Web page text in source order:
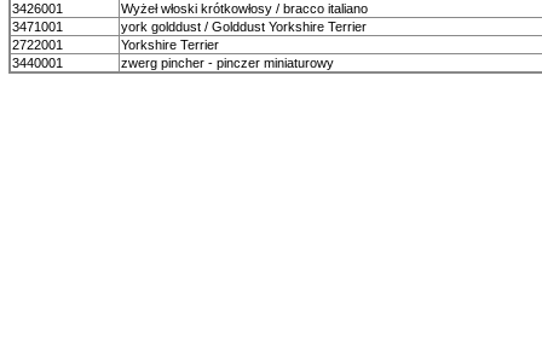
3426001
Wyżeł włoski krótkowłosy / bracco italiano
3471001
york golddust / Golddust Yorkshire Terrier
2722001
Yorkshire Terrier
3440001
zwerg pincher - pinczer miniaturowy